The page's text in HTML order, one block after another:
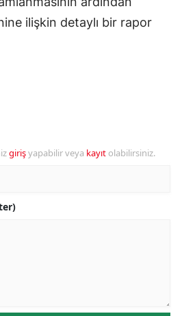
ilişkin detaylı bir rapor
girişyapabilir veya kayıt olabilirsiniz.